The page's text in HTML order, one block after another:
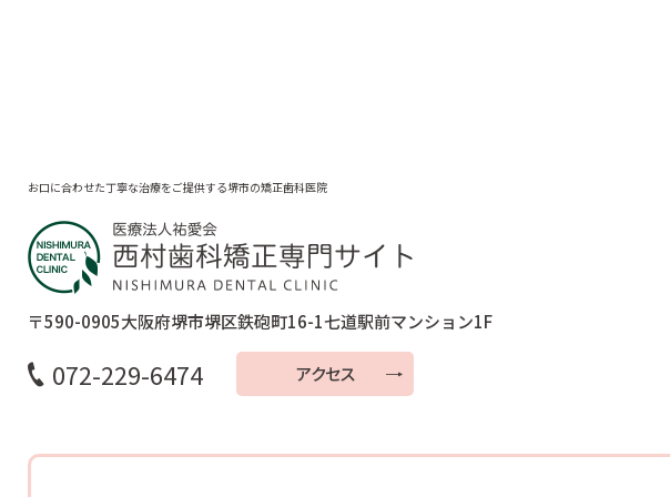
お口に合わせた丁寧な治療をご提供する堺市の矯正歯科医院
〒590-0905大阪府堺市堺区鉄砲町16-1七道駅前マンション1F
072-229-6474 アクセス